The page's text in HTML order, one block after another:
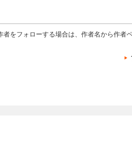
者をフォローする場合は、作者名から作者